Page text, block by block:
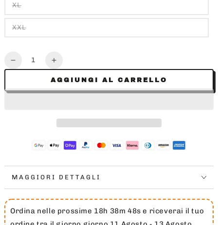
XL
XXL
Quantità
Diminuisce
per
Aumenta
quantità
per
FLEECE
AGGIUNGI AL CARRELLO
MAGGIORI DETTAGLI
Ordina nelle prossime 18h 38m 47s e riceverai il tuo